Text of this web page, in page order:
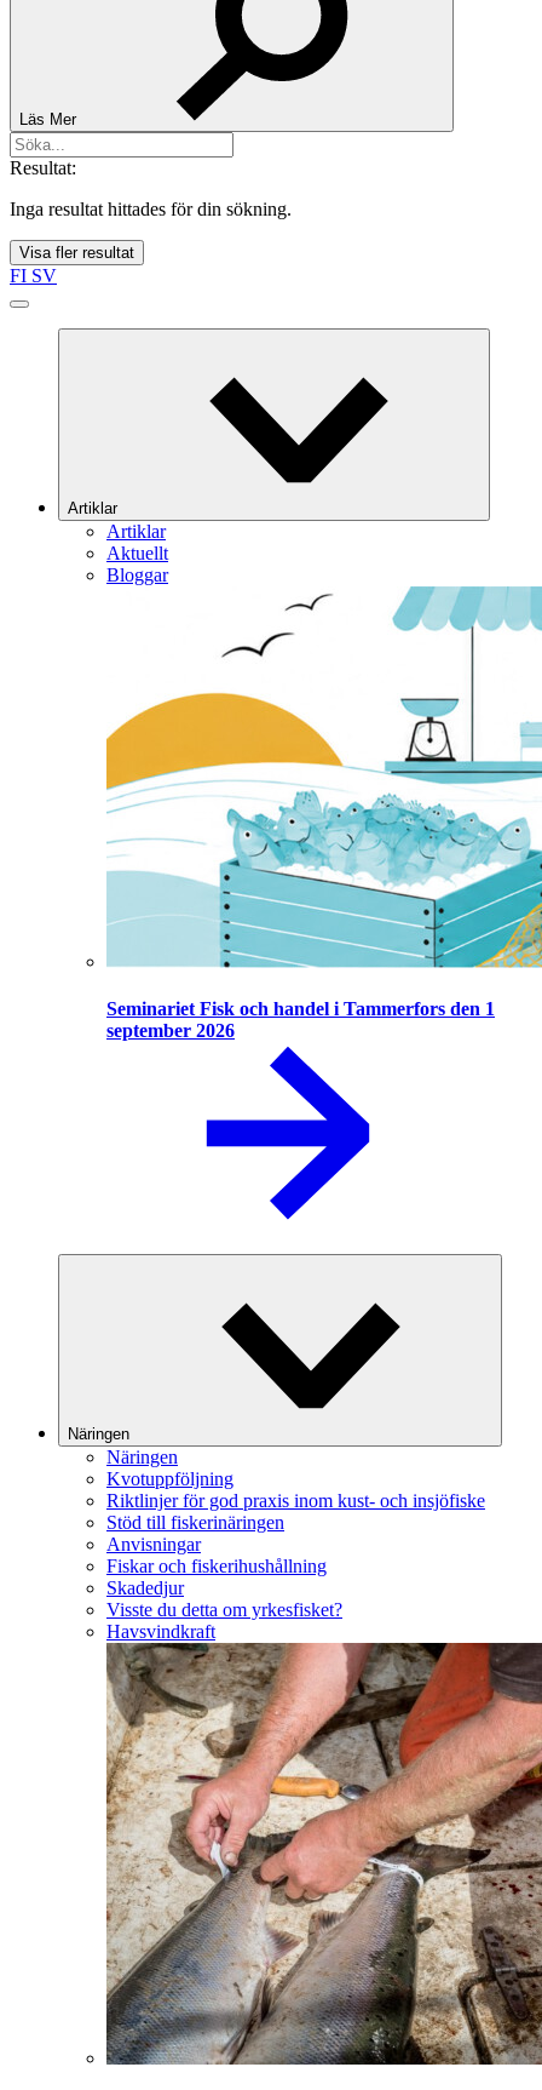
Läs Mer
Resultat:
Inga resultat hittades för din sökning.
Visa fler resultat
FI SV
Artiklar
Artiklar
Aktuellt
Bloggar
Seminariet Fisk och handel i Tammerfors den 1
september 2026
Näringen
Näringen
Kvotuppföljning
Riktlinjer för god praxis inom kust- och insjöfiske
Stöd till fiskerinäringen
Anvisningar
Fiskar och fiskerihushållning
Skadedjur
Visste du detta om yrkesfisket?
Havsvindkraft